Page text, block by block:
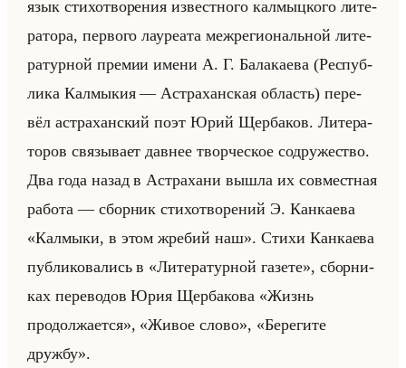
язык сти­хо­тво­ре­ния из­вест­но­го кал­мыц­ко­го ли­те­
ра­то­ра, пер­во­го ла­уре­ата меж­ре­ги­ональной ли­те­
ра­тур­ной пре­мии имени А. Г. Ба­ла­ка­ева (Рес­пуб­
ли­ка Кал­мы­кия — Аст­ра­хан­ская об­ласть) пе­ре­
вёл аст­ра­хан­ский поэт Юрий Щер­ба­ков. Ли­те­ра­
то­ров свя­зы­ва­ет дав­нее твор­че­ское со­дру­же­ство.
Два года назад в Аст­ра­ха­ни вышла их сов­мест­ная
ра­бо­та — сбор­ник сти­хо­тво­ре­ний Э. Кан­ка­ева
«Калмыки, в этом жребий наш». Стихи Кан­ка­ева
пуб­ли­ко­ва­лись в «Литературной газете», сбор­ни­
ках пе­ре­во­дов Юрия Щер­ба­ко­ва «Жизнь
продолжается», «Живое слово», «Берегите
дружбу».